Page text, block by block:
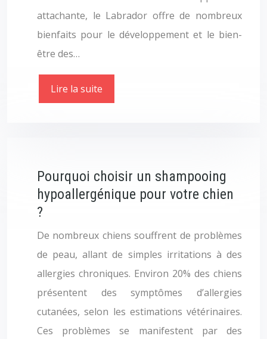
attachante, le Labrador offre de nombreux
bienfaits pour le développement et le bien-
être des…
Lire la suite
Pourquoi choisir un shampooing
hypoallergénique pour votre chien
?
De nombreux chiens souffrent de problèmes
de peau, allant de simples irritations à des
allergies chroniques. Environ 20% des chiens
présentent des symptômes d’allergies
cutanées, selon les estimations vétérinaires.
Ces problèmes se manifestent par des